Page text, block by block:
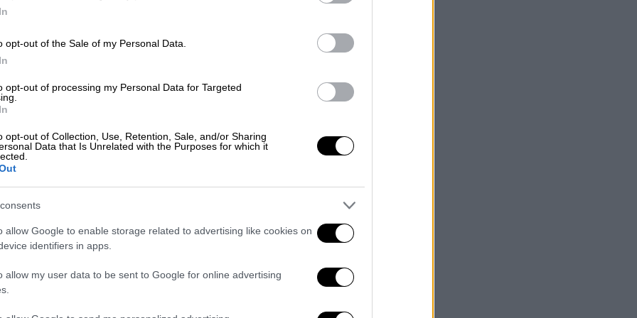
opt-out of the Sale of my Personal Data.
opt-out of processing my Personal Data for Targeted
opt-out of Collection, Use, Retention, Sale, and/or Sharing
Data that Is Unrelated with the Purposes for which it
allow Google to enable storage related to advertising like cookies on
identifiers in apps.
allow my user data to be sent to Google for online advertising
του
ικανότητα από τον
υπερηλίκων
τους μη μισθωτούς (ελεύθερους
προκειμένου να
χωρίς πρόβλημα την ασφαλιστική